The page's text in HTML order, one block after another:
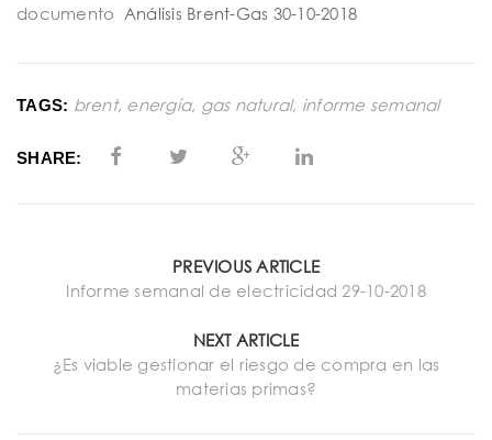
documento Análisis Brent-Gas 30-10-2018
TAGS: brent, energía, gas natural, informe semanal
SHARE:
PREVIOUS ARTICLE
Informe semanal de electricidad 29-10-2018
NEXT ARTICLE
¿Es viable gestionar el riesgo de compra en las
materias primas?